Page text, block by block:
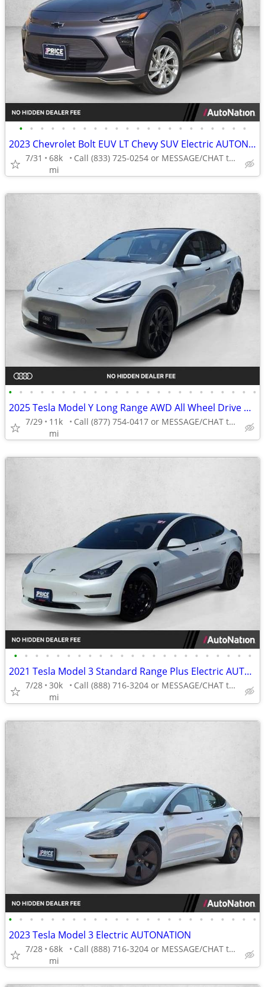
• • • • • • • • • • • • • • • • • • • • • •
2023 Chevrolet Bolt EUV LT Chevy SUV Electric AUTONATION
7/31
68k
mi
Call (833) 725-0254 or MESSAGE/CHAT to confirm availability
• • • • • • • • • • • • • • • • • • • • • • • •
2025 Tesla Model Y Long Range AWD All Wheel Drive SUV Electric AUTONATION
7/29
11k
mi
Call (877) 754-0417 or MESSAGE/CHAT to confirm availability
• • • • • • • • • • • • • • • • • • • • • • •
2021 Tesla Model 3 Standard Range Plus Electric AUTONATION
7/28 30k
mi
Call (888) 716-3204 or MESSAGE/CHAT to confirm availability
• • • • • • • • • • • • • • • • • • • • • • • •
2023 Tesla Model 3 Electric AUTONATION
7/28 68k
mi
Call (888) 716-3204 or MESSAGE/CHAT to confirm availability